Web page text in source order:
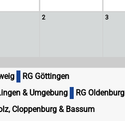
2 3
RG Göttingen
& Umgebung
RG Oldenburg
Cloppenburg & Bassum